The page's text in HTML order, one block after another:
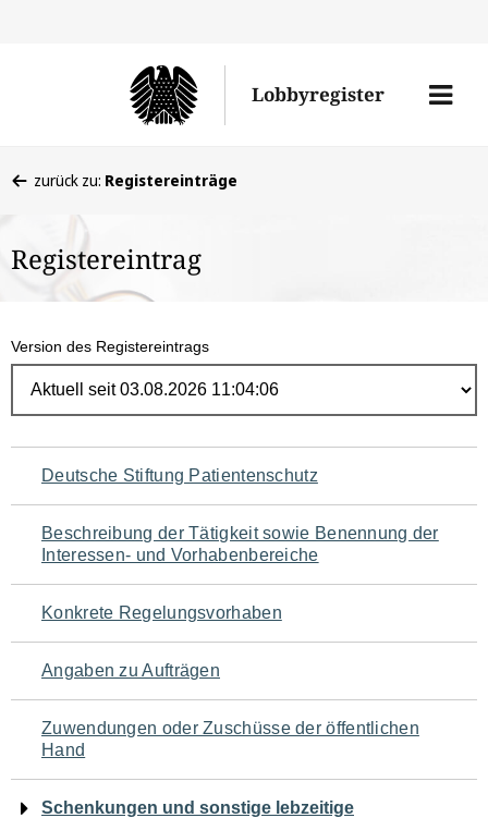
Lobbyregister
Menü
befinden
hier:
zurück zu: Registereinträge
Registereintrag
Version des Registereintrags
Navigation
für
den
Seiteninhalt
Deutsche Stiftung Patientenschutz
Beschreibung der Tätigkeit sowie Benennung der
Interessen- und Vorhabenbereiche
Konkrete Regelungsvorhaben
Angaben zu Aufträgen
Zuwendungen oder Zuschüsse der öffentlichen
Hand
Schenkungen und sonstige lebzeitige